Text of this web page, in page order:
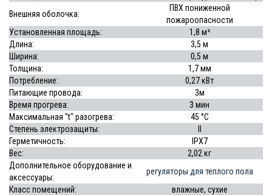
Внешняя оболочка:
ПВХ пониженной
пожароопасности
Установленная площадь:
1,8 м²
Длина:
3,5 м
Ширина:
0,5 м
Толщина:
1,7 мм
Потребление:
0,27 кВт
Питающие провода:
3м
Время прогрева:
3 мин
Максимальная "t" разогрева:
45 °С
Степень электрозащиты:
Герметичность:
IPX7
Вес:
2,02 кг
Дополнительное оборудование и
аксессуары:
регуляторы для теплого пола
Класс помещений:
влажные, сухие